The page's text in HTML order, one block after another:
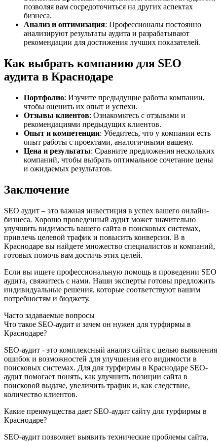
позволяя вам сосредоточиться на других аспектах
бизнеса.
Анализ и оптимизация: Профессионалы постоянно
анализируют результаты аудита и разрабатывают
рекомендации для достижения лучших показателей.
Как выбрать компанию для SEO
аудита в Краснодаре
Портфолио: Изучите предыдущие работы компании,
чтобы оценить их опыт и успехи.
Отзывы клиентов: Ознакомьтесь с отзывами и
рекомендациями предыдущих клиентов.
Опыт и компетенции: Убедитесь, что у компании есть
опыт работы с проектами, аналогичными вашему.
Цена и результаты: Сравните предложения нескольких
компаний, чтобы выбрать оптимальное сочетание цены
и ожидаемых результатов.
Заключение
SEO аудит – это важная инвестиция в успех вашего онлайн-
бизнеса. Хорошо проведенный аудит может значительно
улучшить видимость вашего сайта в поисковых системах,
привлечь целевой трафик и повысить конверсии. В в
Краснодаре вы найдете множество специалистов и компаний,
готовых помочь вам достичь этих целей.
Если вы ищете профессиональную помощь в проведении SEO
аудита, свяжитесь с нами. Наши эксперты готовы предложить
индивидуальные решения, которые соответствуют вашим
потребностям и бюджету.
Часто задаваемые вопросы
Что такое SEO-аудит и зачем он нужен для турфирмы в
Краснодаре?
SEO-аудит - это комплексный анализ сайта с целью выявления
ошибок и возможностей для улучшения его видимости в
поисковых системах. Для для турфирмы в Краснодаре SEO-
аудит помогает понять, как улучшить позиции сайта в
поисковой выдаче, увеличить трафик и, как следствие,
количество клиентов.
Какие преимущества дает SEO-аудит сайту для турфирмы в
Краснодаре?
SEO-аудит позволяет выявить технические проблемы сайта,